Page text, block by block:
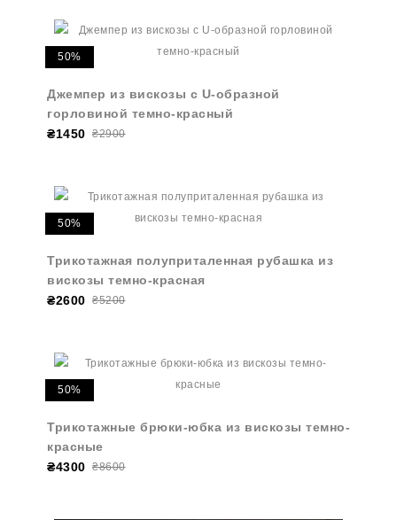
50%
Джемпер из вискозы с U-образной
горловиной темно-красный
₴1450 ₴2900
50%
Трикотажная полуприталенная рубашка из
вискозы темно-красная
₴2600 ₴5200
50%
Трикотажные брюки-юбка из вискозы темно-
красные
₴4300 ₴8600